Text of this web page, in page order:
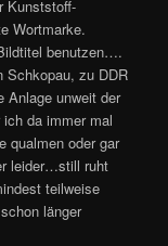
Kunststoff-
Wortmarke.
benutzen….
Schkopau, zu DDR
Anlage unweit der
da immer mal
qualmen oder gar
leider…still ruht
teilweise
länger